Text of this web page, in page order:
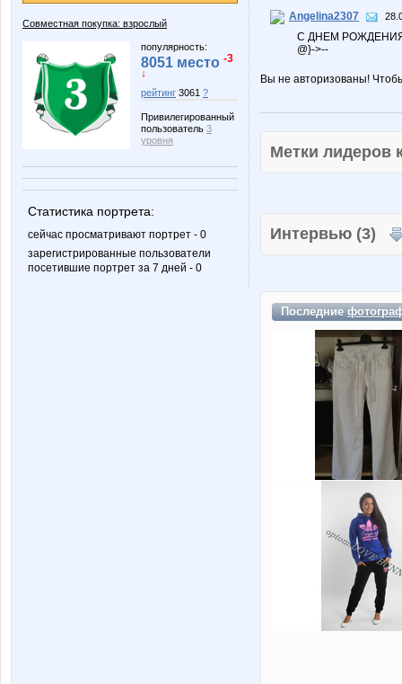
Совместная покупка: взрослый
популярность:
8051 место -3
↓
рейтинг 3061 ?
Привилегированный
пользователь 3
уровня
Статистика портрета:
сейчас просматривают портрет - 0
зарегистрированные пользователи
посетившие портрет за 7 дней - 0
Angelina2307
С ДНЕМ
@}->--
Вы не авторизованы!
Метки
Интервью (3)
Последние